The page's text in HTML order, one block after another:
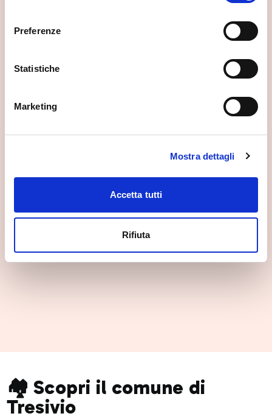
Preferenze
Statistiche
Marketing
Mostra dettagli
Accetta tutti
Rifiuta
Tresivio
🏘️ Scopri il comune di
Tresivio